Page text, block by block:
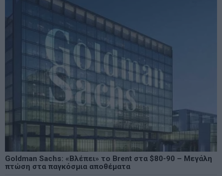
Goldman Sachs: «Βλέπει» το Brent στα $80-90 – Μεγάλη
πτώση στα παγκόσμια αποθέματα